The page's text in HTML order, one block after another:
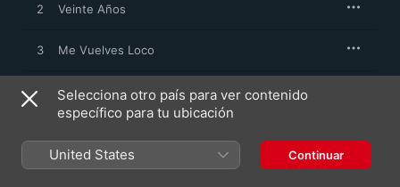
2 Veinte Años
3 Me Vuelves Loco
4 Cómo Fue
6 Te Extraño
Selecciona otro país para ver contenido
específico para tu ubicación
United States Continuar